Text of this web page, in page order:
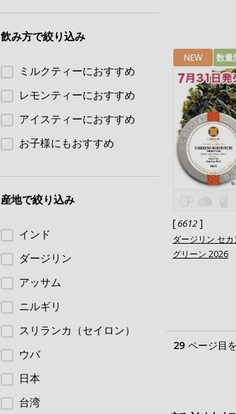
NEW 数量
[6612]
ダージリン セ
グリーン 2026
29 ページ目
飲み方で絞り込み
ミルクティーにおすすめ
レモンティーにおすすめ
アイスティーにおすすめ
お子様にもおすすめ
産地で絞り込み
インド
ダージリン
アッサム
ニルギリ
スリランカ（セイロン）
ウバ
日本
台湾